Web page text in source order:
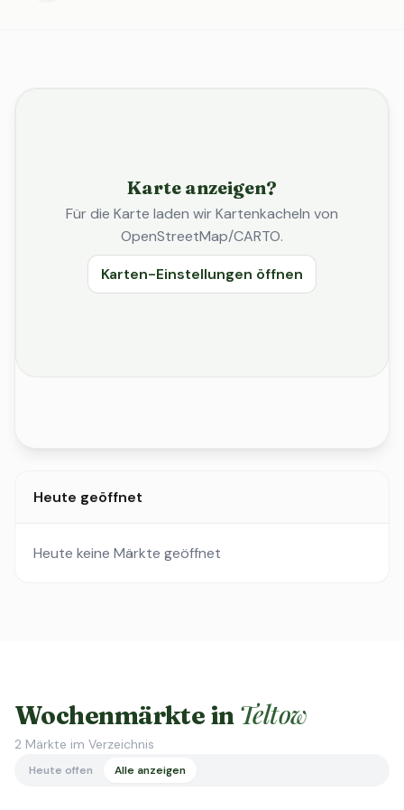
Karte anzeigen?
Für die Karte laden wir Kartenkacheln von
OpenStreetMap/CARTO.
Karten-Einstellungen öffnen
Heute geöffnet
Heute keine Märkte geöffnet
Wochenmärkte in Teltow
2 Märkte im Verzeichnis
Heute offen Alle anzeigen